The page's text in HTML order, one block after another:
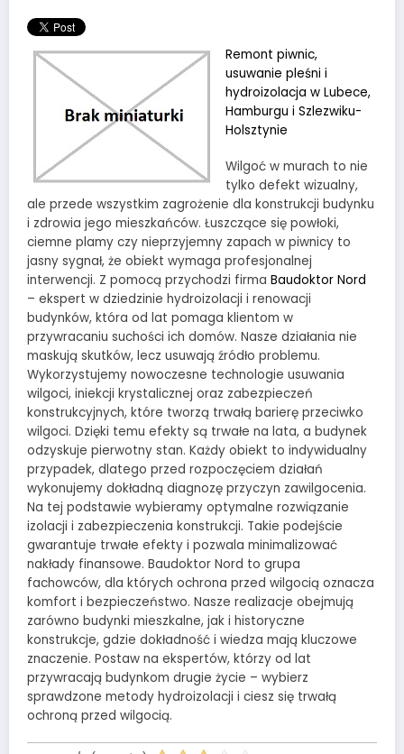
Remont piwnic,
usuwanie pleśni i
hydroizolacja w Lubece,
Hamburgu i Szlezwiku-
Holsztynie
Wilgoć w murach to nie
tylko defekt wizualny,
ale przede wszystkim zagrożenie dla konstrukcji budynku
i zdrowia jego mieszkańców. Łuszczące się powłoki,
ciemne plamy czy nieprzyjemny zapach w piwnicy to
jasny sygnał, że obiekt wymaga profesjonalnej
interwencji. Z pomocą przychodzi firma Baudoktor Nord
– ekspert w dziedzinie hydroizolacji i renowacji
budynków, która od lat pomaga klientom w
przywracaniu suchości ich domów. Nasze działania nie
maskują skutków, lecz usuwają źródło problemu.
Wykorzystujemy nowoczesne technologie usuwania
wilgoci, iniekcji krystalicznej oraz zabezpieczeń
konstrukcyjnych, które tworzą trwałą barierę przeciwko
wilgoci. Dzięki temu efekty są trwałe na lata, a budynek
odzyskuje pierwotny stan. Każdy obiekt to indywidualny
przypadek, dlatego przed rozpoczęciem działań
wykonujemy dokładną diagnozę przyczyn zawilgocenia.
Na tej podstawie wybieramy optymalne rozwiązanie
izolacji i zabezpieczenia konstrukcji. Takie podejście
gwarantuje trwałe efekty i pozwala minimalizować
nakłady finansowe. Baudoktor Nord to grupa
fachowców, dla których ochrona przed wilgocią oznacza
komfort i bezpieczeństwo. Nasze realizacje obejmują
zarówno budynki mieszkalne, jak i historyczne
konstrukcje, gdzie dokładność i wiedza mają kluczowe
znaczenie. Postaw na ekspertów, którzy od lat
przywracają budynkom drugie życie – wybierz
sprawdzone metody hydroizolacji i ciesz się trwałą
ochroną przed wilgocią.